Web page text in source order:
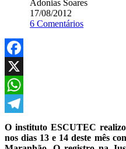
Adonias Soares
17/08/2012
6 Comentários
Facebook
X
WhatsApp
Telegram
O instituto ESCUTEC
nos dias 13 e 14 deste mês